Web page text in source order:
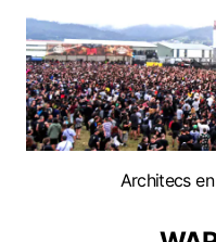
Architecs